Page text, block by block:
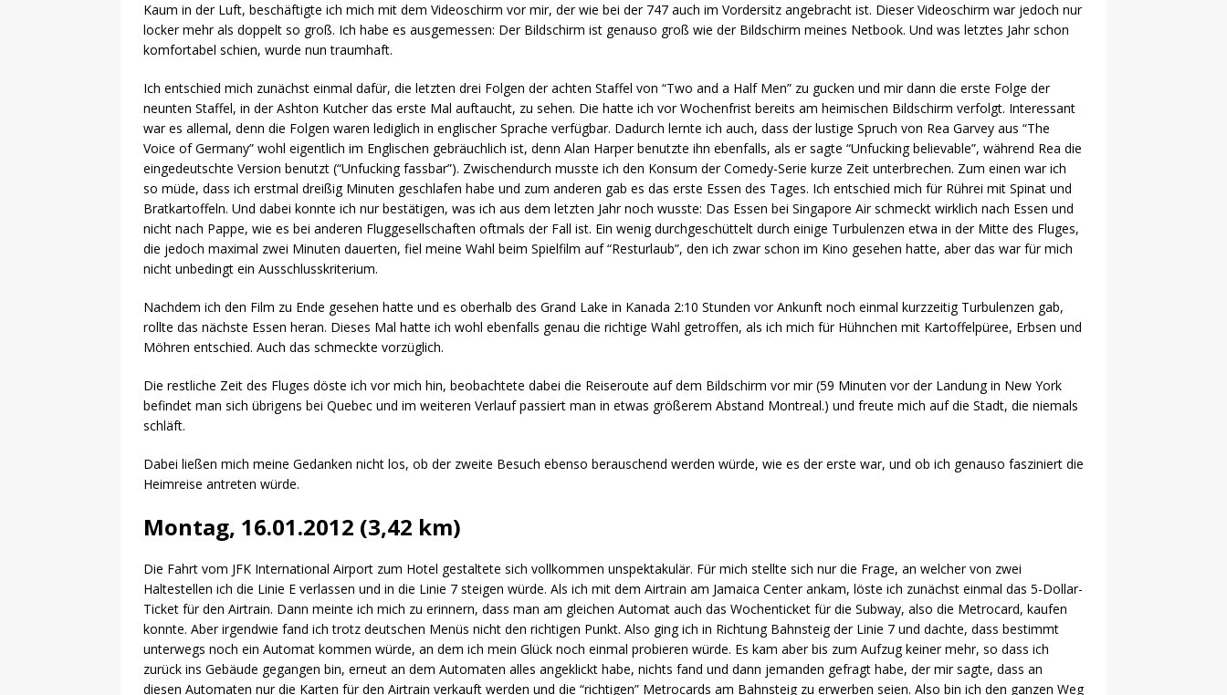
Kaum in der Luft, beschäftigte ich mich mit dem Videoschirm vor mir, der wie bei der 747 auch im Vordersitz angebracht ist. Dieser Videoschirm war jedoch nur
locker mehr als doppelt so groß. Ich habe es ausgemessen: Der Bildschirm ist genauso groß wie der Bildschirm meines Netbook. Und was letztes Jahr schon
komfortabel schien, wurde nun traumhaft.
Ich entschied mich zunächst einmal dafür, die letzten drei Folgen der achten Staffel von “Two and a Half Men” zu gucken und mir dann die erste Folge der
neunten Staffel, in der Ashton Kutcher das erste Mal auftaucht, zu sehen. Die hatte ich vor Wochenfrist bereits am heimischen Bildschirm verfolgt. Interessant
war es allemal, denn die Folgen waren lediglich in englischer Sprache verfügbar. Dadurch lernte ich auch, dass der lustige Spruch von Rea Garvey aus “The
Voice of Germany” wohl eigentlich im Englischen gebräuchlich ist, denn Alan Harper benutzte ihn ebenfalls, als er sagte “Unfucking believable”, während Rea die
eingedeutschte Version benutzt (“Unfucking fassbar”). Zwischendurch musste ich den Konsum der Comedy-Serie kurze Zeit unterbrechen. Zum einen war ich
so müde, dass ich erstmal dreißig Minuten geschlafen habe und zum anderen gab es das erste Essen des Tages. Ich entschied mich für Rührei mit Spinat und
Bratkartoffeln. Und dabei konnte ich nur bestätigen, was ich aus dem letzten Jahr noch wusste: Das Essen bei Singapore Air schmeckt wirklich nach Essen und
nicht nach Pappe, wie es bei anderen Fluggesellschaften oftmals der Fall ist. Ein wenig durchgeschüttelt durch einige Turbulenzen etwa in der Mitte des Fluges,
die jedoch maximal zwei Minuten dauerten, fiel meine Wahl beim Spielfilm auf “Resturlaub”, den ich zwar schon im Kino gesehen hatte, aber das war für mich
nicht unbedingt ein Ausschlusskriterium.
Nachdem ich den Film zu Ende gesehen hatte und es oberhalb des Grand Lake in Kanada 2:10 Stunden vor Ankunft noch einmal kurzzeitig Turbulenzen gab,
rollte das nächste Essen heran. Dieses Mal hatte ich wohl ebenfalls genau die richtige Wahl getroffen, als ich mich für Hühnchen mit Kartoffelpüree, Erbsen und
Möhren entschied. Auch das schmeckte vorzüglich.
Die restliche Zeit des Fluges döste ich vor mich hin, beobachtete dabei die Reiseroute auf dem Bildschirm vor mir (59 Minuten vor der Landung in New York
befindet man sich übrigens bei Quebec und im weiteren Verlauf passiert man in etwas größerem Abstand Montreal.) und freute mich auf die Stadt, die niemals
schläft.
Dabei ließen mich meine Gedanken nicht los, ob der zweite Besuch ebenso berauschend werden würde, wie es der erste war, und ob ich genauso fasziniert die
Heimreise antreten würde.
Montag, 16.01.2012 (3,42 km)
Die Fahrt vom JFK International Airport zum Hotel gestaltete sich vollkommen unspektakulär. Für mich stellte sich nur die Frage, an welcher von zwei
Haltestellen ich die Linie E verlassen und in die Linie 7 steigen würde. Als ich mit dem Airtrain am Jamaica Center ankam, löste ich zunächst einmal das 5-Dollar-
Ticket für den Airtrain. Dann meinte ich mich zu erinnern, dass man am gleichen Automat auch das Wochenticket für die Subway, also die Metrocard, kaufen
konnte. Aber irgendwie fand ich trotz deutschen Menüs nicht den richtigen Punkt. Also ging ich in Richtung Bahnsteig der Linie 7 und dachte, dass bestimmt
unterwegs noch ein Automat kommen würde, an dem ich mein Glück noch einmal probieren würde. Es kam aber bis zum Aufzug keiner mehr, so dass ich
zurück ins Gebäude gegangen bin, erneut an dem Automaten alles angeklickt habe, nichts fand und dann jemanden gefragt habe, der mir sagte, dass an
diesen Automaten nur die Karten für den Airtrain verkauft werden und die “richtigen” Metrocards am Bahnsteig zu erwerben seien. Also bin ich den ganzen Weg